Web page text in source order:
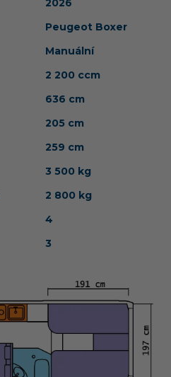
2026
Peugeot Boxer
Manuální
2 200 ccm
636 cm
205 cm
259 cm
3 500 kg
2 800 kg
4
3